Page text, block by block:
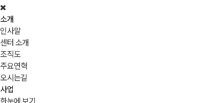
소개
인사말
센터 소개
조직도
주요연혁
오시는길
사업
한눈에 보기